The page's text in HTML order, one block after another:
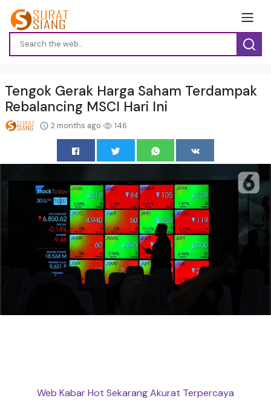
Tengok Gerak Harga Saham Terdampak
Rebalancing MSCI Hari Ini
2 months ago 146
Web Kabar Hot Sekarang Akurat Terpercaya